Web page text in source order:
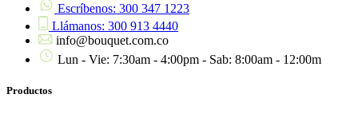
Escríbenos: 300 347 1223
Llámanos: 300 913 4440
info@bouquet.com.co
Lun - Vie: 7:30am - 4:00pm - Sab: 8:00am - 12:00m
Productos